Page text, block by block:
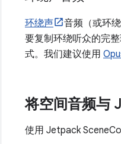
环绕声
音频（或环
要复制环绕听众的完
式。我们建议使用
将空间音频与
使用 Jetpack